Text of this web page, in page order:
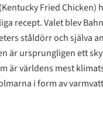
Fried
recept. Valet blev
ståldörr och själva
är ursprungligen ett
är världens mest
i form av